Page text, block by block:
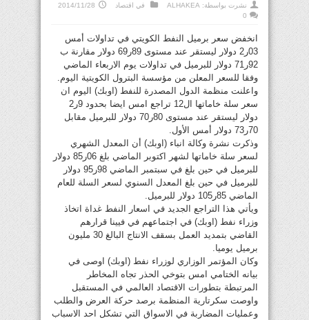
نشرت بواسطة: ALHAKEA في اقتصاد
2014/11/28
0
انخفض سعر برميل النفط الكويتي في تداولات أمس
03ر2 دولار ليستقر عند مستوى 89ر69 دولار مقارنة ب
92ر71 دولار للبرميل في تداولات يوم الاربعاء الماضي
وفقا للسعر المعلن من مؤسسة البترول الكويتية اليوم.
واعلنت منظمة الدول المصدرة للنفط (اوبك) اليوم ان
سعر سلة خاماتها ال12 تراجع امس ايضا بحدود 9ر2
دولار ليستقر عند مستوى 80ر70 دولار للبرميل مقابل
70ر73 دولار أمس الأول.
وذكرت نشرة وكالة انباء (اوبك) أن المعدل الشهري
لسعر سلة خاماتها لشهر اكتوبر الماضي بلغ 06ر85 دولار
للبرميل في حين بلغ في سبتمبر الماضي 98ر95 دولار
للبرميل في حين بلغ المعدل السنوي لسعر السلة للعام
الماضي 85ر105 دولار للبرميل.
ويأتي هذا التراجع الجديد في اسعار النفط غداة اتخاذ
وزراء نفط (اوبك) في اجتماعهم في فيينا قرارهم
القاضي بتمديد العمل بسقف الانتاج البالغ 30 مليون
برميل يوميا.
وكان المؤتمر الوزاري لوزراء نفط (اوبك) اوصى في
بيانه الختامي امس بتوخي الحذر تجاه المخاطر
المرتبطة بتطورات الاقتصاد العالمي في المستقبل
واوصت سكرتارية المنظمة برصد حركة العرض والطلب
وعمليات المضاربة في الاسواق التي تشكل احد الاسباب